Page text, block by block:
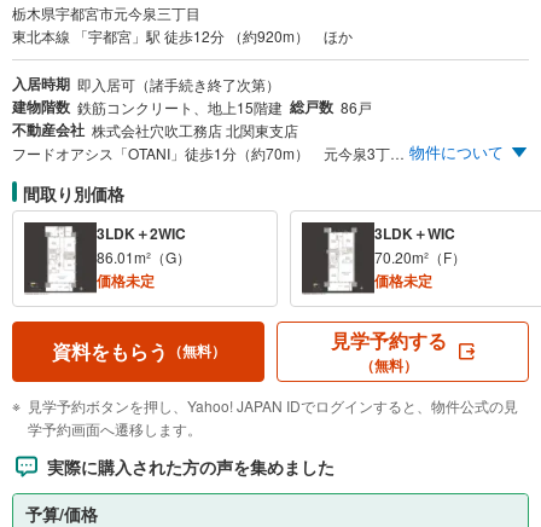
栃木県宇都宮市元今泉三丁目
東北本線 「宇都宮」駅 徒歩12分 （約920m） ほか
入居時期 即入居可（諸手続き終了次第）
建物階数 鉄筋コンクリート、地上15階建 総戸数 86戸
不動産会社 株式会社穴吹工務店 北関東支店
フードオアシス「OTANI」徒歩1分（約70m） 元今泉3丁目アドレス「今泉小学校」徒歩6分（約420m） 全86邸、3LDK・平均面積77m²超 全戸南向き 日本初！※オートロック・宅配ボックス（GOOD DESIGN）顔認証セキュリティーサービス 人にも地球にも、やさしい住まい ZEH-M Oriented BELS取得済 ※オートロックと宅配ボックスに顔認証技術を組み合わせたセキュリティサービスは、事業主として日本初です。株式会社フルタイムシステム調べ。 物件について
間取り別価格
3LDK＋2WIC
86.01m²（G）
価格未定
3LDK＋WIC
70.20m²（F）
価格未定
資料をもらう （無料） 見学予約する
（無料）
見学予約ボタンを押し、Yahoo! JAPAN IDでログインすると、物件公式の見
学予約画面へ遷移します。
実際に購入された方の声を集めました
予算/価格